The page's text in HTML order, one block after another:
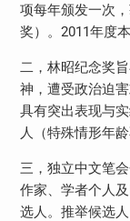
项每年颁发一次
奖）。2011年度
二，林昭纪念奖
神，遭受政治迫
具有突出表现与
人（特殊情形年龄
三，独立中文笔
作家、学者个人
选人。推举候选